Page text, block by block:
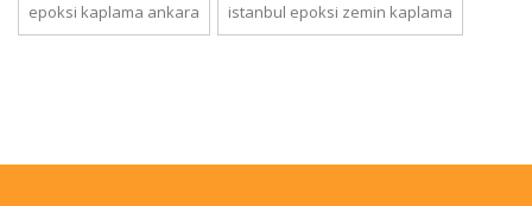
epoksi kaplama ankara istanbul epoksi zemin kaplama